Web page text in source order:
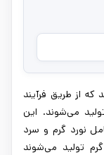
از طریق فرآیند
می‌شوند. این
نورد گرم و سرد
تولید می‌شوند